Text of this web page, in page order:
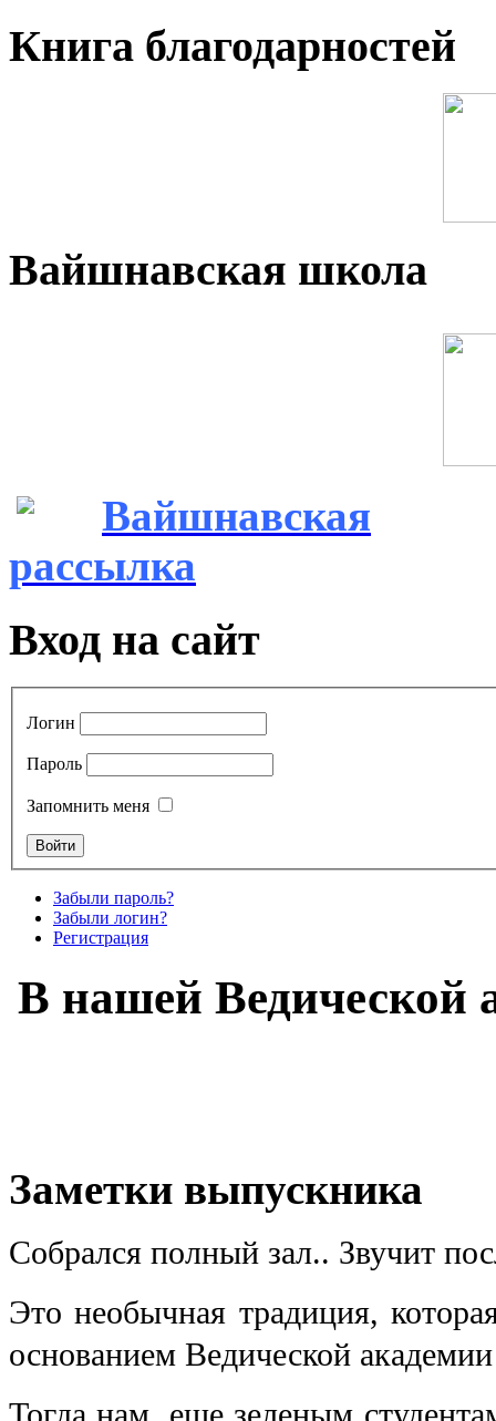
Книга благодарностей
Вайшнавская школа
Вайшнавская
рассылка
Вход на сайт
Логин
Пароль
Запомнить меня
Забыли пароль?
Забыли логин?
Регистрация
В нашей Ведической
Заметки выпускника
Собрался полный зал.. Звучит
Это необычная традиция,
основанием Ведической